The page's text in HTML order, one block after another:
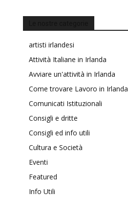
artisti irlandesi
Attività Italiane in Irlanda
Avviare un'attività in Irlanda
Come trovare Lavoro in Irlanda
Comunicati Istituzionali
Consigli e dritte
Consigli ed info utili
Cultura e Società
Eventi
Featured
Info Utili